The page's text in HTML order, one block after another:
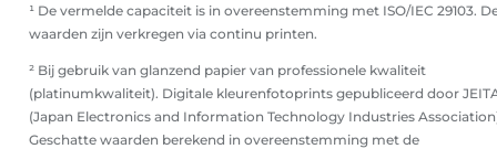
¹ De vermelde capaciteit is in overeenstemming met ISO/IEC 29103.
waarden zijn verkregen via continu printen.
² Bij gebruik van glanzend papier van professionele kwaliteit
(platinumkwaliteit). Digitale kleurenfotoprints gepubliceerd door
(Japan Electronics and Information Technology Industries
Geschatte waarden berekend in overeenstemming met de